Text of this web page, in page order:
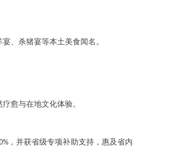
、杀猪宴等本土美食闻名。
愈与在地文化体验。
，并获省级专项补助支持，惠及省内